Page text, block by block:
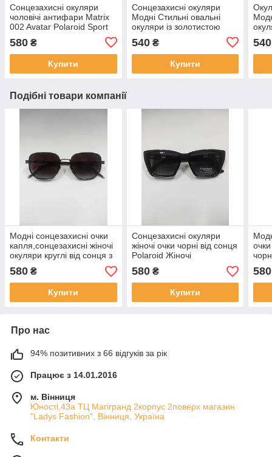
Сонцезахисні окуляри
чоловічі антифари Matrix
002 Avatar Polaroid Sport
антивідблискові окуляри
580 ₴
Купити
Сонцезахисні окуляри
Модні Стильні овальні
окуляри із золотистою
540₴
Купити
540
Подібні товари компанії
Модні сонцезахисні очки
капля,сонцезахисні жіночі
окуляри круглі від сонця з
градієнтом
580 ₴
Купити
Сонцезахисні окуляри
жіночі очки чорні від сонця
Polaroid Жіночі
сонцезахисні окуляри
кішечки з градієнтом
580₴
Купити
580
Про нас
94% позитивних з 66 відгуків за рік
Працює з 14.01.2016
м. Вінниця
Юності,43а ТЦ Магігранд 2корпус 2поверх магазин
"Ladys Fashion", Вінниця, Україна
Контакти